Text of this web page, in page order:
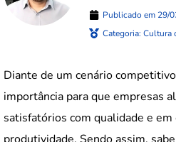
Publicado em 29/
Categoria: Cultura
Diante de um cenário
importância para que empresas
satisfatórios com qualidade e